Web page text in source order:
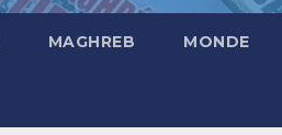
MAGHREB MONDE